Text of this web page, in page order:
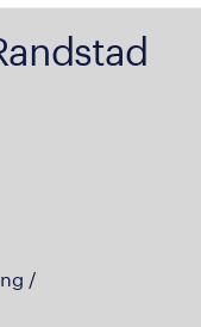
/